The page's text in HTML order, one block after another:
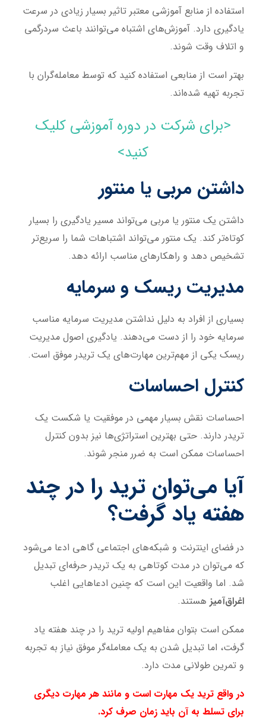
استفاده از منابع آموزشی معتبر تاثیر بسیار زیادی در سرعت
یادگیری دارد. آموزش‌های اشتباه می‌توانند باعث سردرگمی
و اتلاف وقت شوند.
بهتر است از منابعی استفاده کنید که توسط معامله‌گران با
تجربه تهیه شده‌اند.
<برای شرکت در دوره آموزشی کلیک
کنید>
داشتن مربی یا منتور
داشتن یک منتور یا مربی می‌تواند مسیر یادگیری را بسیار
کوتاه‌تر کند. یک منتور می‌تواند اشتباهات شما را سریع‌تر
تشخیص دهد و راهکارهای مناسب ارائه دهد.
مدیریت ریسک و سرمایه
بسیاری از افراد به دلیل نداشتن مدیریت سرمایه مناسب
سرمایه خود را از دست می‌دهند. یادگیری اصول مدیریت
ریسک یکی از مهم‌ترین مهارت‌های یک تریدر موفق است.
کنترل احساسات
احساسات نقش بسیار مهمی در موفقیت یا شکست یک
تریدر دارند. حتی بهترین استراتژی‌ها نیز بدون کنترل
احساسات ممکن است به ضرر منجر شوند.
آیا می‌توان ترید را در چند
هفته یاد گرفت؟
در فضای اینترنت و شبکه‌های اجتماعی گاهی ادعا می‌شود
که می‌توان در مدت کوتاهی به یک تریدر حرفه‌ای تبدیل
شد. اما واقعیت این است که چنین ادعاهایی اغلب
اغراق‌آمیز هستند.
ممکن است بتوان مفاهیم اولیه ترید را در چند هفته یاد
گرفت، اما تبدیل شدن به یک معامله‌گر موفق نیاز به تجربه
و تمرین طولانی مدت دارد.
در واقع ترید یک مهارت است و مانند هر مهارت دیگری
برای تسلط به آن باید زمان صرف کرد.